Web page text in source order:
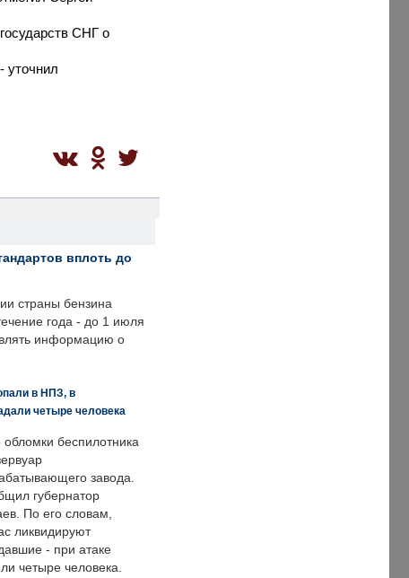
СНГ о
уточнил
вплоть до
страны бензина
года - до 1 июля
информацию о
в НПЗ, в
четыре человека
беспилотника
завода.
губернатор
По его словам,
ликвидируют
- при атаке
четыре человека.